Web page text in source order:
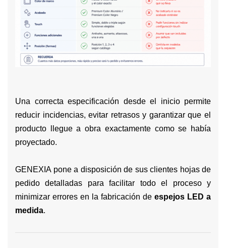
Una correcta especificación desde el inicio permite
reducir incidencias, evitar retrasos y garantizar que el
producto llegue a obra exactamente como se había
proyectado.
GENEXIA pone a disposición de sus clientes hojas de
pedido detalladas para facilitar todo el proceso y
minimizar errores en la fabricación de espejos LED a
medida.